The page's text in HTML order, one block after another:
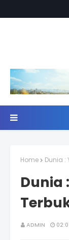
Home Dunia :
Dunia
ADMIN